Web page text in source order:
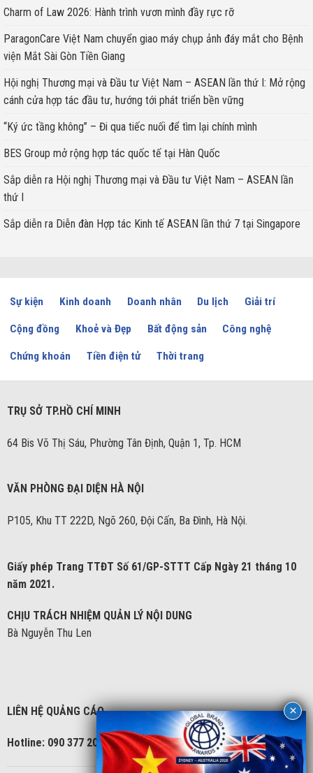
Charm of Law 2026: Hành trình vươn mình đầy rực rỡ
ParagonCare Việt Nam chuyển giao máy chụp ảnh đáy mắt cho Bệnh
viện Mắt Sài Gòn Tiền Giang
Hội nghị Thương mại và Đầu tư Việt Nam – ASEAN lần thứ I: Mở rộng
cánh cửa hợp tác đầu tư, hướng tới phát triển bền vững
“Ký ức tầng không” – Đi qua tiếc nuối để tìm lại chính mình
BES Group mở rộng hợp tác quốc tế tại Hàn Quốc
Sắp diễn ra Hội nghị Thương mại và Đầu tư Việt Nam – ASEAN lần
thứ I
Sắp diễn ra Diễn đàn Hợp tác Kinh tế ASEAN lần thứ 7 tại Singapore
Sự kiện Kinh doanh Doanh nhân Du lịch Giải trí
Cộng đồng Khoẻ và Đẹp Bất động sản Công nghệ
Chứng khoán Tiền điện tử Thời trang
TRỤ SỞ TP.HỒ CHÍ MINH
64 Bis Võ Thị Sáu, Phường Tân Định, Quận 1, Tp. HCM
VĂN PHÒNG ĐẠI DIỆN HÀ NỘI
P105, Khu TT 222D, Ngõ 260, Đội Cấn, Ba Đình, Hà Nội.
Giấy phép Trang TTĐT Số 61/GP-STTT Cấp Ngày 21 tháng 10
năm 2021.
CHỊU TRÁCH NHIỆM QUẢN LÝ NỘI DUNG
Bà Nguyễn Thu Len
LIÊN HỆ QUẢNG CÁO
Hotline: 090 377 2086